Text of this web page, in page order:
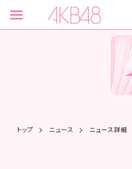
トップ ニュース ニュース詳細